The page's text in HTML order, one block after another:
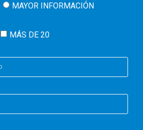
MAYOR INFORMACIÓN
MÁS DE 20